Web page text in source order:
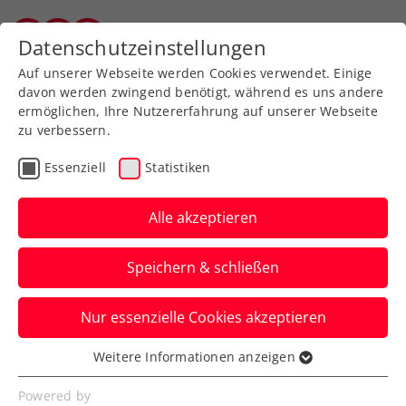
Zurück zur Newsübersicht
Turniere
ATP Astana: Thiem und
Ofner fixieren
Viertelfinalduell und ÖTV-
Historie
Mit Jurij Rodionov stehen erstmals in der
Open Era drei Österreicher im
Viertelfinale eines ATP-Turniers.
Datenschutzeinstellungen
Auf unserer Webseite werden Cookies verwendet. Einige
davon werden zwingend benötigt, während es uns andere
ermöglichen, Ihre Nutzererfahrung auf unserer Webseite
zu verbessern.
Essenziell Statistiken
Alle akzeptieren
Speichern & schließen
Nur essenzielle Cookies akzeptieren
Essenziell
Essenzielle Cookies werden für grundlegende
Weitere Informationen anzeigen
Powered by